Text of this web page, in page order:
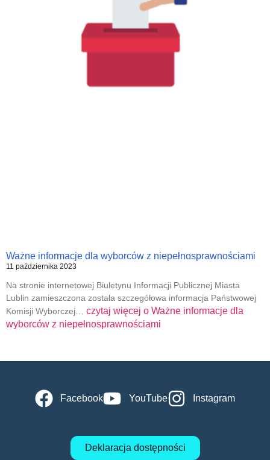
Ważne informacje dla wyborców z niepełnosprawnościami
11 października 2023
Na stronie internetowej Biuletynu Informacji Publicznej Miasta
Lublin zamieszczona została szczegółowa informacja Państwowej
Komisji Wyborczej… czytaj więcej o Ważne informacje dla
wyborców z niepełnosprawnościami
Facebook YouTube Instagram
Deklaracja dostępności